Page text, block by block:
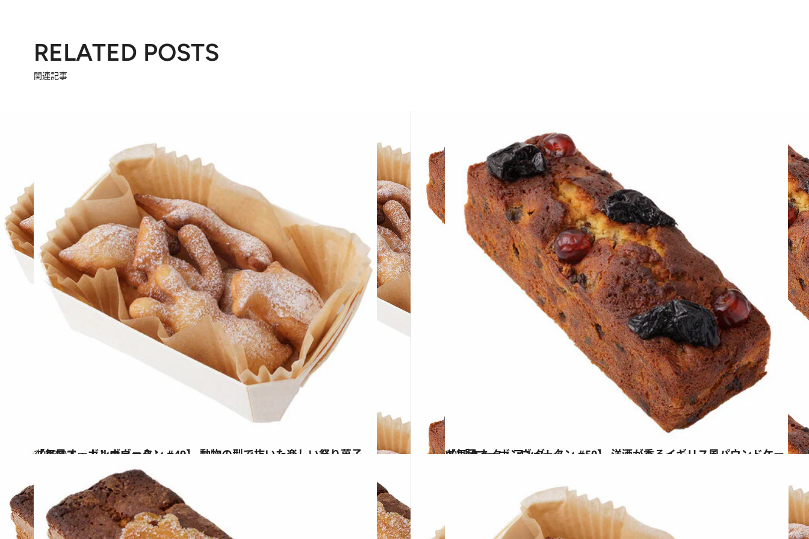
RELATED POSTS
関連記事
2023.9.1
【毎日オーボンヴュータン #49】 動物の型で抜いた楽しい祭り菓子 「ベニエ・カルナヴァル」
グルメ 2023.9.2
【毎日オーボンヴュータン #50】 洋酒が香るイギリス風パウンドケーキ 「ケーク・アングレ」
グルメ